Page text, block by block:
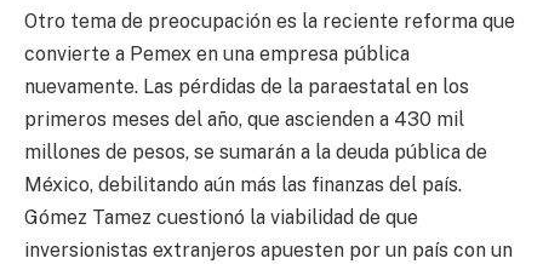
Otro tema de preocupación es la reciente reforma que
convierte a Pemex en una empresa pública
nuevamente. Las pérdidas de la paraestatal en los
primeros meses del año, que ascienden a 430 mil
millones de pesos, se sumarán a la deuda pública de
México, debilitando aún más las finanzas del país.
Gómez Tamez cuestionó la viabilidad de que
inversionistas extranjeros apuesten por un país con un